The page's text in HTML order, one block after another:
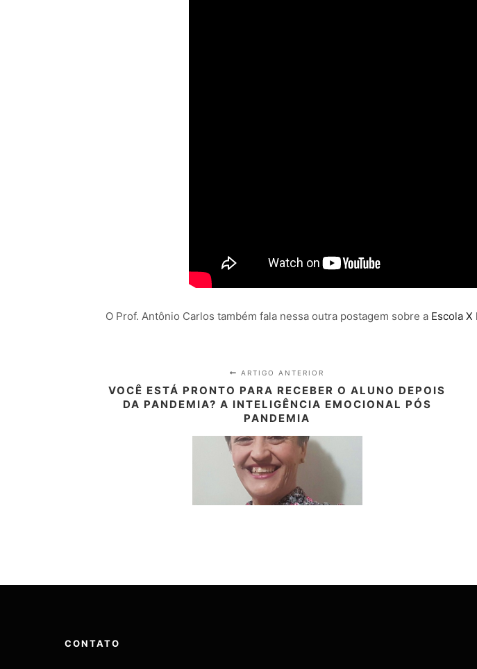
O Prof. Antônio Carlos também fala nessa outra postagem sobre a Escola
ARTIGO ANTERIOR
VOCÊ ESTÁ PRONTO PARA RECEBER O ALUNO DEPOIS
DA PANDEMIA? A INTELIGÊNCIA EMOCIONAL PÓS
PANDEMIA
CONTATO